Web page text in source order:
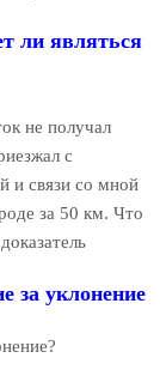
ли являться
не получал
с
и связи со мной
за 50 км. Что
за уклонение